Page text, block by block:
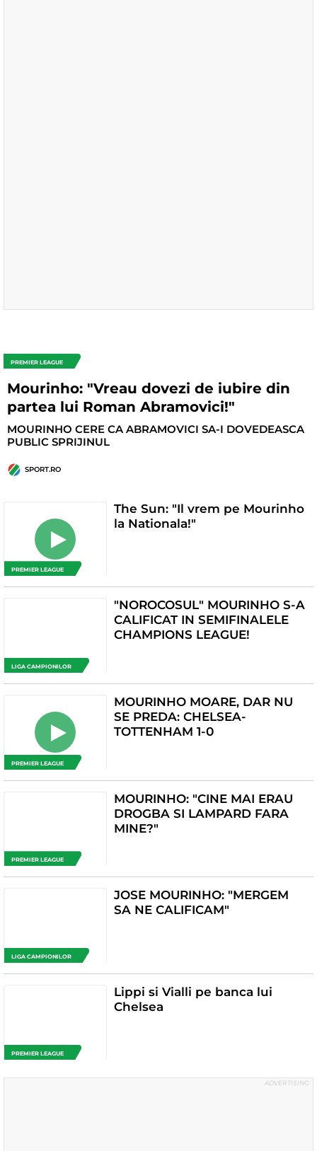
PREMIER LEAGUE
Mourinho: "Vreau dovezi de iubire din
partea lui Roman Abramovici!"
MOURINHO CERE CA ABRAMOVICI SA-I DOVEDEASCA
PUBLIC SPRIJINUL
SPORT.RO
PREMIER LEAGUE
The Sun: "Il vrem pe Mourinho
la Nationala!"
LIGA CAMPIONILOR
"NOROCOSUL" MOURINHO S-A
CALIFICAT IN SEMIFINALELE
CHAMPIONS LEAGUE!
PREMIER LEAGUE
MOURINHO MOARE, DAR NU
SE PREDA: CHELSEA-
TOTTENHAM 1-0
PREMIER LEAGUE
MOURINHO: "CINE MAI ERAU
DROGBA SI LAMPARD FARA
MINE?"
LIGA CAMPIONILOR
JOSE MOURINHO: "MERGEM
SA NE CALIFICAM"
PREMIER LEAGUE
Lippi si Vialli pe banca lui
Chelsea